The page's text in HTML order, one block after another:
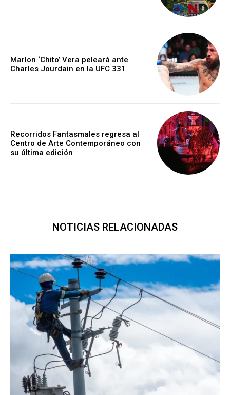
Marlon ‘Chito’ Vera peleará ante
Charles Jourdain en la UFC 331
Recorridos Fantasmales regresa al
Centro de Arte Contemporáneo con
su última edición
NOTICIAS RELACIONADAS